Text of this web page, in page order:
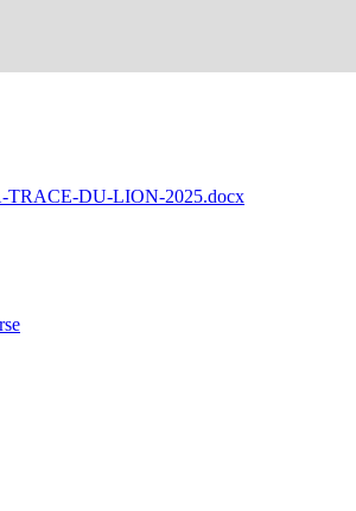
TRACE-DU-LION-2025.docx